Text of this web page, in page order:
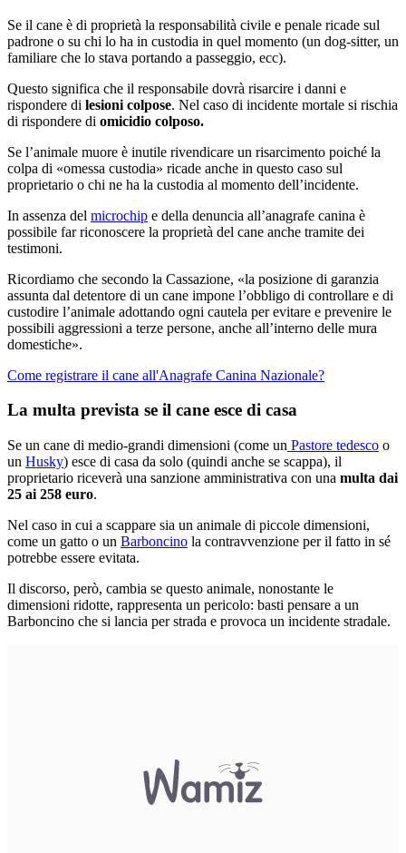
Se il cane è di proprietà la responsabilità civile e penale ricade sul
padrone o su chi lo ha in custodia in quel momento (un dog-sitter, un
familiare che lo stava portando a passeggio, ecc).
Questo significa che il responsabile dovrà risarcire i danni e
rispondere di lesioni colpose. Nel caso di incidente mortale si rischia
di rispondere di omicidio colposo.
Se l’animale muore è inutile rivendicare un risarcimento poiché la
colpa di «omessa custodia» ricade anche in questo caso sul
proprietario o chi ne ha la custodia al momento dell’incidente.
In assenza del microchip e della denuncia all’anagrafe canina è
possibile far riconoscere la proprietà del cane anche tramite dei
testimoni.
Ricordiamo che secondo la Cassazione, «la posizione di garanzia
assunta dal detentore di un cane impone l’obbligo di controllare e di
custodire l’animale adottando ogni cautela per evitare e prevenire le
possibili aggressioni a terze persone, anche all’interno delle mura
domestiche».
Come registrare il cane all'Anagrafe Canina Nazionale?
La multa prevista se il cane esce di casa
Se un cane di medio-grandi dimensioni (come un Pastore tedesco o
un Husky) esce di casa da solo (quindi anche se scappa), il
proprietario riceverà una sanzione amministrativa con una multa dai
25 ai 258 euro.
Nel caso in cui a scappare sia un animale di piccole dimensioni,
come un gatto o un Barboncino la contravvenzione per il fatto in sé
potrebbe essere evitata.
Il discorso, però, cambia se questo animale, nonostante le
dimensioni ridotte, rappresenta un pericolo: basti pensare a un
Barboncino che si lancia per strada e provoca un incidente stradale.